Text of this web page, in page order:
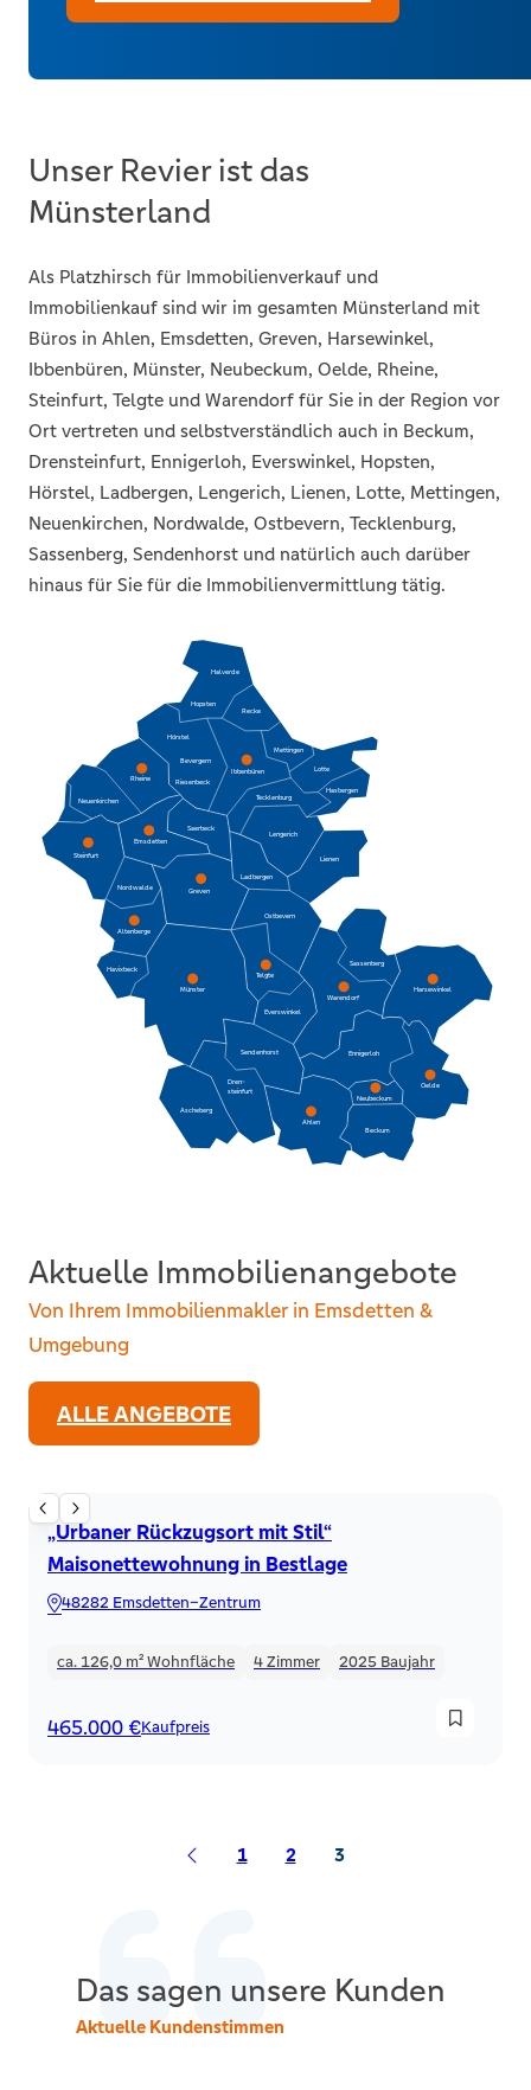
Unser Revier ist das
Münsterland
Als Platzhirsch für Immobilienverkauf und
Immobilienkauf sind wir im gesamten Münsterland mit
Büros in Ahlen, Emsdetten, Greven, Harsewinkel,
Ibbenbüren, Münster, Neubeckum, Oelde, Rheine,
Steinfurt, Telgte und Warendorf für Sie in der Region vor
Ort vertreten und selbstverständlich auch in Beckum,
Drensteinfurt, Ennigerloh, Everswinkel, Hopsten,
Hörstel, Ladbergen, Lengerich, Lienen, Lotte, Mettingen,
Neuenkirchen, Nordwalde, Ostbevern, Tecklenburg,
Sassenberg, Sendenhorst und natürlich auch darüber
hinaus für Sie für die Immobilienvermittlung tätig.
Lienen
Ladbergen
Telgte
Everswinkel
Ostbevern
Dren-
steinfurt
Sendenhorst
Harsewinkel
Sassenberg
Warendorf
Neubeckum
Ahlen
Ennigerloh
Oelde
Beckum
Greven
Emsdetten
Saerbeck
Ibbenbüren
Mettingen
Recke
Lotte
Hasbergen
Tecklenburg
Lengerich
Hörstel
Hopsten
Halverde
Bevergern
Riesenbeck
Steinfurt
Nordwalde
Altenberge
Rheine
Neuenkirchen
Havixbeck
Ascheberg
Münster
Aktuelle Immobilienangebote
Von Ihrem Immobilienmakler in Emsdetten &
Umgebung
ALLE ANGEBOTE
„Urbaner Rückzugsort mit Stil“
Maisonettewohnung in Bestlage
48282 Emsdetten–Zentrum
ca. 126,0 m²Wohnfläche 4Zimmer 2025 Baujahr
465.000 €Kaufpreis
1 2 3
Das sagen unsere Kunden
Aktuelle Kundenstimmen